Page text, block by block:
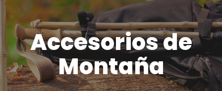
Accesorios de
Montaña